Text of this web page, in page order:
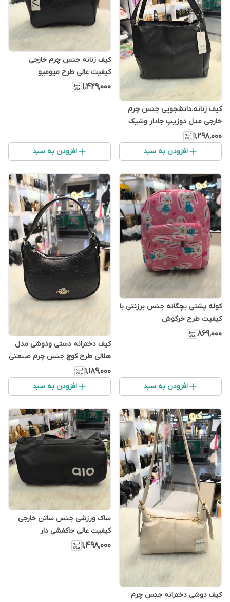
کیف زنانه،دانشجویی جنس چرم
خارجی مدل دوزیپ جادار وشیک
وساده
۱٬۲۹۸٬۰۰۰
افزودن به سبد
کیف زنانه جنس چرم خارجی
کیفیت عالی طرح میومیو
۱٬۴۲۹٬۰۰۰
افزودن به سبد
کوله پشتی بچگانه جنس برزنتی با
کیفیت طرح خرگوش
۸۶۹٬۰۰۰
افزودن به سبد
کیف دخترانه دستی ودوشی مدل
هلالی طرح کوچ جنس چرم صنعتی
با کیفیت
۱٬۱۸۹٬۰۰۰
افزودن به سبد
کیف دوشی دخترانه جنس چرم
ساک ورزشی جنس ساتن خارجی
کیفیت عالی جاکفشی دار
۱٬۴۹۸٬۰۰۰